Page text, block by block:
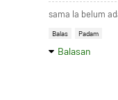
sama la belum
Balas Padam
Balasan